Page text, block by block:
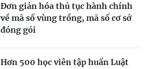
Đơn giản hóa thủ tục hành chính
về mã số vùng trồng, mã số cơ sở
đóng gói
Hơn 500 học viên tập huấn Luật